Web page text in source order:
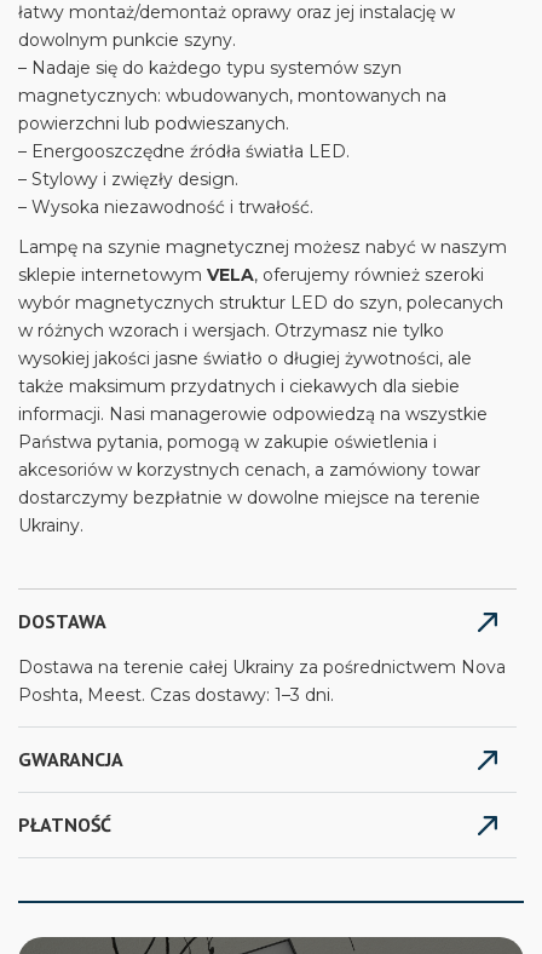
łatwy montaż/demontaż oprawy oraz jej instalację w
dowolnym punkcie szyny.
– Nadaje się do każdego typu systemów szyn
magnetycznych: wbudowanych, montowanych na
powierzchni lub podwieszanych.
– Energooszczędne źródła światła LED.
– Stylowy i zwięzły design.
– Wysoka niezawodność i trwałość.
Lampę na szynie magnetycznej możesz nabyć w naszym
sklepie internetowym VELA, oferujemy również szeroki
wybór magnetycznych struktur LED do szyn, polecanych
w różnych wzorach i wersjach. Otrzymasz nie tylko
wysokiej jakości jasne światło o długiej żywotności, ale
także maksimum przydatnych i ciekawych dla siebie
informacji. Nasi managerowie odpowiedzą na wszystkie
Państwa pytania, pomogą w zakupie oświetlenia i
akcesoriów w korzystnych cenach, a zamówiony towar
dostarczymy bezpłatnie w dowolne miejsce na terenie
Ukrainy.
DOSTAWA
Dostawa na terenie całej Ukrainy za pośrednictwem Nova
Poshta, Meest. Czas dostawy: 1–3 dni.
GWARANCJA
PŁATNOŚĆ